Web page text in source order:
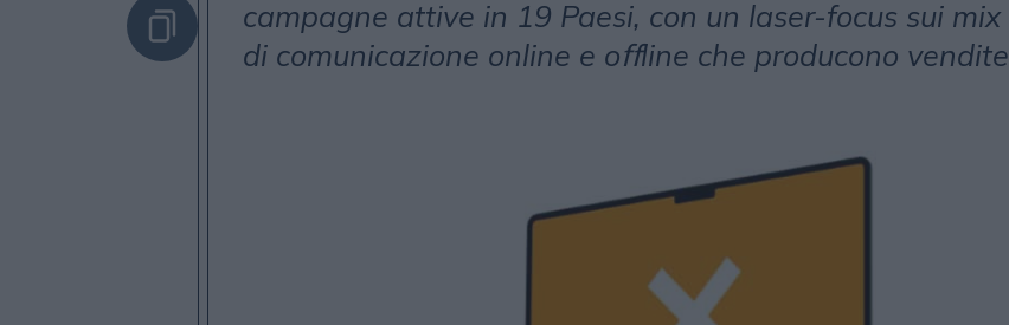
campagne attive in 19 Paesi, con un laser-focus sui mix
di comunicazione online e oﬀline che producono vendite